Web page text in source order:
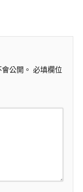
公開。 必填欄位